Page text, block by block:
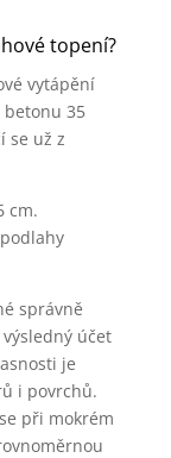
topení?
vytápění
35
se už z
cm.
správně
účet
je
i povrchů.
při mokrém